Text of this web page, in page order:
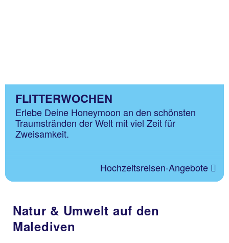
FLITTERWOCHEN
Erlebe Deine Honeymoon an den schönsten
Traumstränden der Welt mit viel Zeit für
Zweisamkeit.
Hochzeitsreisen-Angebote
Natur & Umwelt auf den
Malediven